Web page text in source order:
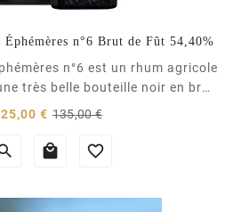
n°6 Brut de Fût 54,40%
est un rhum agricole
très belle bouteille noir en brut
de la troisième édition d'une
milieu tropical sans ouillage, ni
€ 135,00 €
 